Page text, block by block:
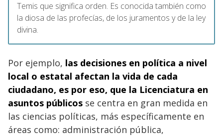
Temis que significa orden. Es conocida también como
la diosa de las profecías, de los juramentos y de la ley
divina.
Por ejemplo, las decisiones en política a nivel
local o estatal afectan la vida de cada
ciudadano, es por eso, que la Licenciatura en
asuntos públicos se centra en gran medida en
las ciencias políticas, más específicamente en
áreas como: administración pública,